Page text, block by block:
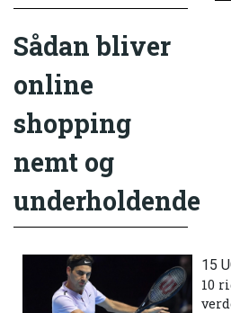
Sådan bliver
online
shopping
nemt og
underholdende
15
10